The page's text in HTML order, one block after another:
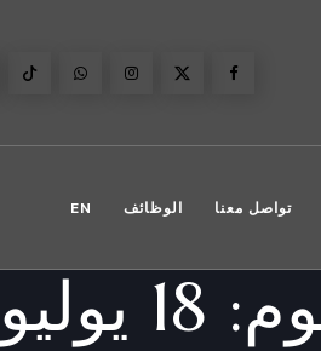
تواصل معنا الوظائف EN
18 يوليو، 2023